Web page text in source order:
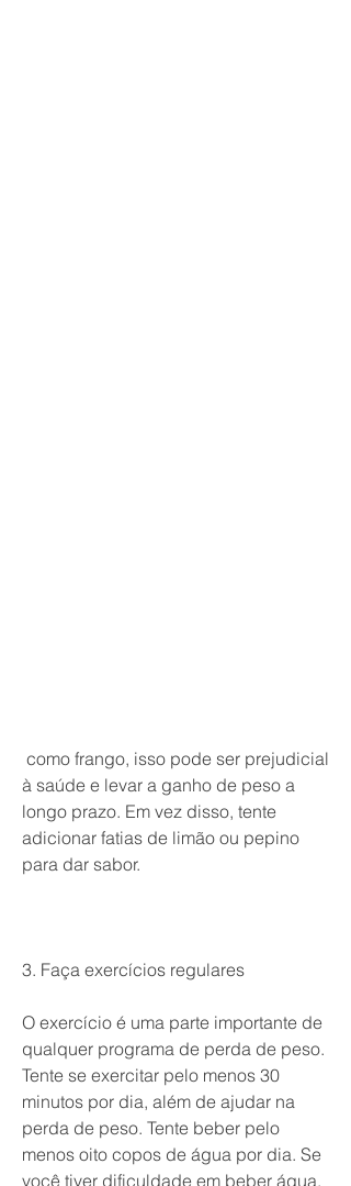
à saúde e levar a ganho de peso a
longo prazo. Em vez disso, tente
adicionar fatias de limão ou pepino
para dar sabor.
3. Faça exercícios regulares
O exercício é uma parte importante de
qualquer programa de perda de peso.
Tente se exercitar pelo menos 30
minutos por dia, além de ajudar na
perda de peso. Tente beber pelo
menos oito copos de água por dia. Se
você tiver dificuldade em beber água,